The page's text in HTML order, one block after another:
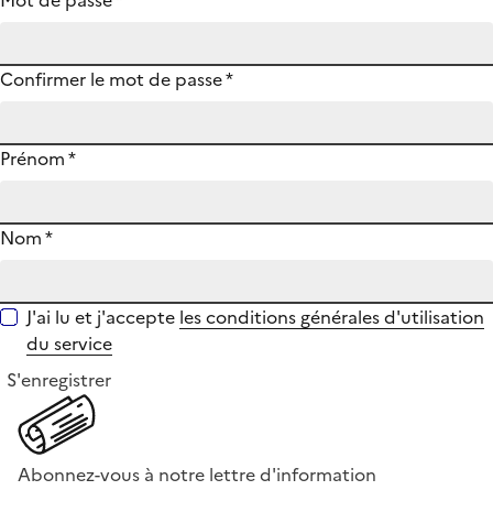
Confirmer le mot de passe*
Prénom*
Nom*
J'ai lu et j'accepte les conditions générales d'utilisation
du service
S'enregistrer
Abonnez-vous à notre lettre d'information